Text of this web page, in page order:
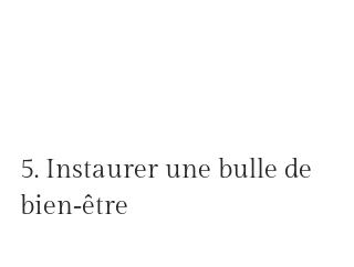
5. Instaurer une bulle de
bien‑être